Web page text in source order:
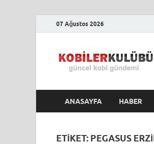
07 Ağustos 2026
ANASAYFA HABER
ETIKET: PEGASUS